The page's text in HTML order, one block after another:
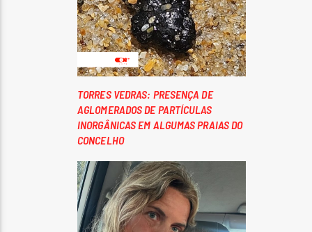
TORRES VEDRAS: PRESENÇA DE
AGLOMERADOS DE PARTÍCULAS
INORGÂNICAS EM ALGUMAS PRAIAS DO
CONCELHO